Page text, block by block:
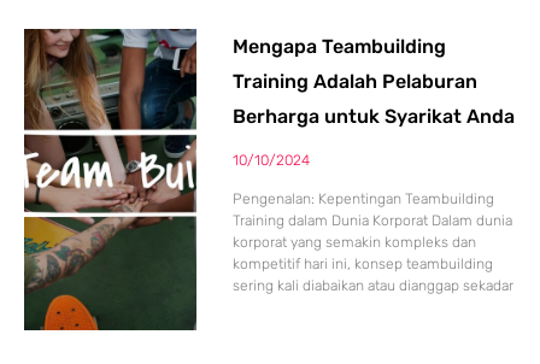
Mengapa Teambuilding
Training Adalah Pelaburan
Berharga untuk Syarikat Anda
10/10/2024
Pengenalan: Kepentingan Teambuilding
Training dalam Dunia Korporat Dalam dunia
korporat yang semakin kompleks dan
kompetitif hari ini, konsep teambuilding
sering kali diabaikan atau dianggap sekadar